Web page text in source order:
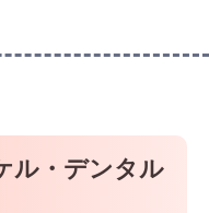
ル・デンタル